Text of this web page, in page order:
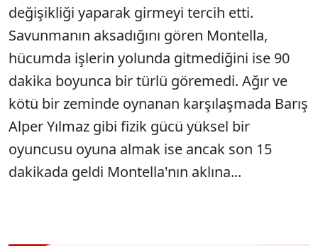
değişikliği yaparak girmeyi tercih etti.
Savunmanın aksadığını gören Montella,
hücumda işlerin yolunda gitmediğini ise 90
dakika boyunca bir türlü göremedi. Ağır ve
kötü bir zeminde oynanan karşılaşmada Barış
Alper Yılmaz gibi fizik gücü yüksel bir
oyuncusu oyuna almak ise ancak son 15
dakikada geldi Montella'nın aklına...